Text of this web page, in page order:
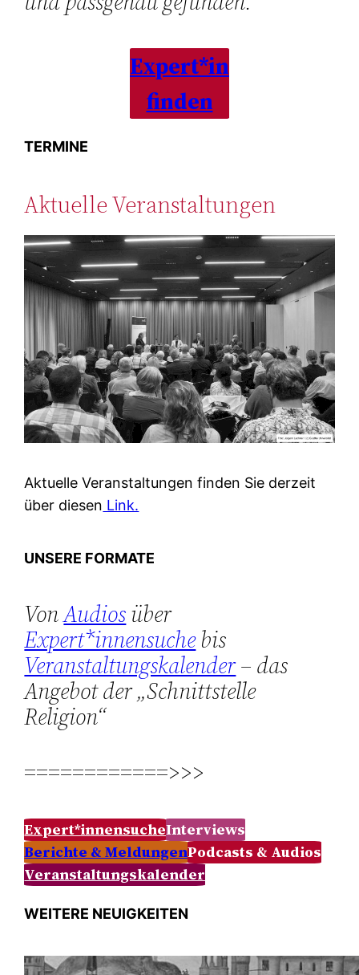
Expert*in
finden
TERMINE
Aktuelle Veranstaltungen
Aktuelle Veranstaltungen finden Sie derzeit
über diesen Link.
UNSERE FORMATE
VonAudiosüber
Expert*innensuchebis
Veranstaltungskalender– das
Angebot der „Schnittstelle
Religion“
============>>>
Expert*innensucheInterviews
Berichte & MeldungenPodcasts & Audios
Veranstaltungskalender
WEITERE NEUIGKEITEN